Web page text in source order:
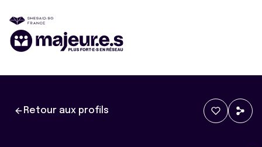
Retour aux profils